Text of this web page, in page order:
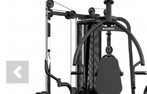
Previous